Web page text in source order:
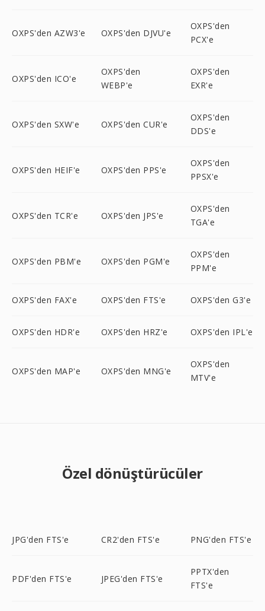
OXPS'den AZW3'e OXPS'den DJVU'e
OXPS'den
PCX'e
OXPS'den ICO'e
OXPS'den
WEBP'e
OXPS'den
EXR'e
OXPS'den SXW'e OXPS'den CUR'e
OXPS'den
DDS'e
OXPS'den HEIF'e OXPS'den PPS'e
OXPS'den
PPSX'e
OXPS'den TCR'e OXPS'den JPS'e
OXPS'den
TGA'e
OXPS'den PBM'e OXPS'den PGM'e
OXPS'den
PPM'e
OXPS'den FAX'e OXPS'den FTS'e OXPS'den G3'e
OXPS'den HDR'e OXPS'den HRZ'e OXPS'den IPL'e
OXPS'den MAP'e OXPS'den MNG'e
OXPS'den
MTV'e
Özel dönüştürücüler
JPG'den FTS'e CR2'den FTS'e PNG'den FTS'e
PDF'den FTS'e JPEG'den FTS'e
PPTX'den
FTS'e